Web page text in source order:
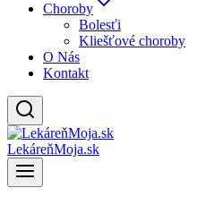
Choroby
Bolesťi
Kliešťové choroby
O Nás
Kontakt
LekáreňMoja.sk